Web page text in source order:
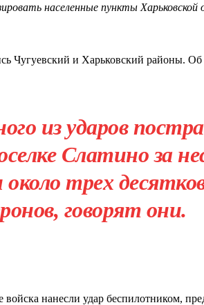
населенные пункты
Чугуевский и Харьковский районы.
из ударов
Слатино за
около трех
говорят они.
нанесли удар беспилотником,